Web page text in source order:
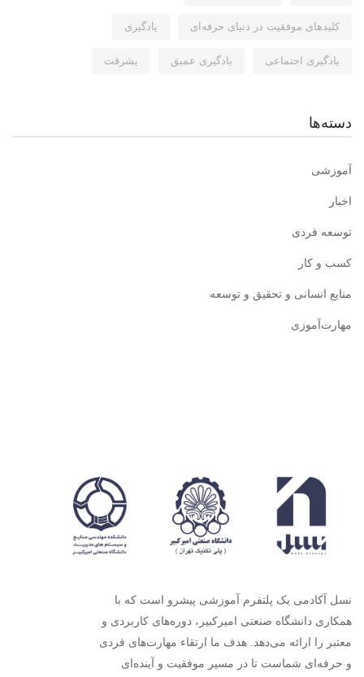
کلیدهای موفقیت در دنیای حرفه‌ای یادگیری
یادگیری اجتماعی یادگیری عمیق یشرفت
دسته‌ها
آموزشی
اخبار
توسعه فردی
کسب و کار
منابع انسانی و تحقیق و توسعه
مهارت‌آموزی
نسل آکادمی یک پلتفرم آموزشی پیشرو است که با
همکاری دانشگاه صنعتی امیرکبیر، دوره‌های کاربردی و
معتبر را ارائه می‌دهد. هدف ما ارتقاء مهارت‌های فردی
و حرفه‌ای شماست تا در مسیر موفقیت و آینده‌ای